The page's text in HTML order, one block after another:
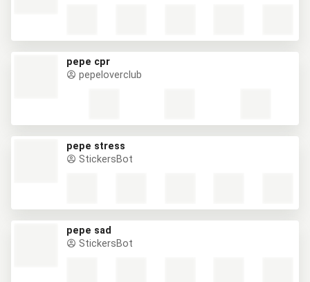
pepe cpr
pepeloverclub
pepe stress
StickersBot
pepe sad
StickersBot